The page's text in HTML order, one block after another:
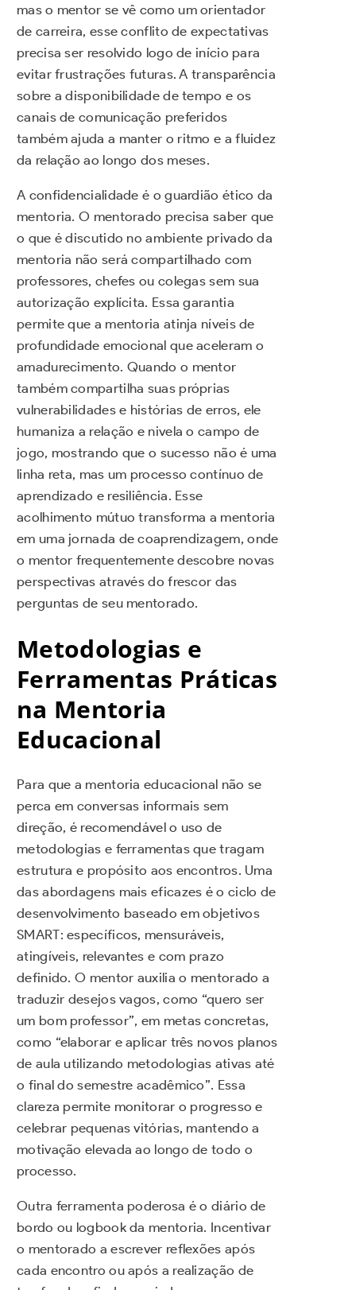
mas o mentor se vê como um orientador
de carreira, esse conflito de expectativas
precisa ser resolvido logo de início para
evitar frustrações futuras. A transparência
sobre a disponibilidade de tempo e os
canais de comunicação preferidos
também ajuda a manter o ritmo e a fluidez
da relação ao longo dos meses.
A confidencialidade é o guardião ético da
mentoria. O mentorado precisa saber que
o que é discutido no ambiente privado da
mentoria não será compartilhado com
professores, chefes ou colegas sem sua
autorização explícita. Essa garantia
permite que a mentoria atinja níveis de
profundidade emocional que aceleram o
amadurecimento. Quando o mentor
também compartilha suas próprias
vulnerabilidades e histórias de erros, ele
humaniza a relação e nivela o campo de
jogo, mostrando que o sucesso não é uma
linha reta, mas um processo contínuo de
aprendizado e resiliência. Esse
acolhimento mútuo transforma a mentoria
em uma jornada de coaprendizagem, onde
o mentor frequentemente descobre novas
perspectivas através do frescor das
perguntas de seu mentorado.
Metodologias e
Ferramentas Práticas
na Mentoria
Educacional
Para que a mentoria educacional não se
perca em conversas informais sem
direção, é recomendável o uso de
metodologias e ferramentas que tragam
estrutura e propósito aos encontros. Uma
das abordagens mais eficazes é o ciclo de
desenvolvimento baseado em objetivos
SMART: específicos, mensuráveis,
atingíveis, relevantes e com prazo
definido. O mentor auxilia o mentorado a
traduzir desejos vagos, como “quero ser
um bom professor”, em metas concretas,
como “elaborar e aplicar três novos planos
de aula utilizando metodologias ativas até
o final do semestre acadêmico”. Essa
clareza permite monitorar o progresso e
celebrar pequenas vitórias, mantendo a
motivação elevada ao longo de todo o
processo.
Outra ferramenta poderosa é o diário de
bordo ou logbook da mentoria. Incentivar
o mentorado a escrever reflexões após
cada encontro ou após a realização de